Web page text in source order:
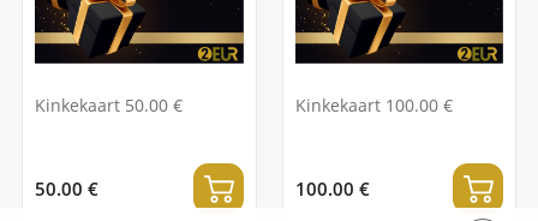
Kinkekaart 50.00 €
50.00 €
Kinkekaart 100.00 €
100.00 €